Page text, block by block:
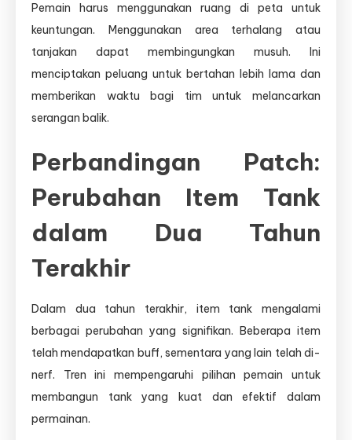
Pemain harus menggunakan ruang di peta untuk
keuntungan. Menggunakan area terhalang atau
tanjakan dapat membingungkan musuh. Ini
menciptakan peluang untuk bertahan lebih lama dan
memberikan waktu bagi tim untuk melancarkan
serangan balik.
Perbandingan Patch:
Perubahan Item Tank
dalam Dua Tahun
Terakhir
Dalam dua tahun terakhir, item tank mengalami
berbagai perubahan yang signifikan. Beberapa item
telah mendapatkan buff, sementara yang lain telah di-
nerf. Tren ini mempengaruhi pilihan pemain untuk
membangun tank yang kuat dan efektif dalam
permainan.